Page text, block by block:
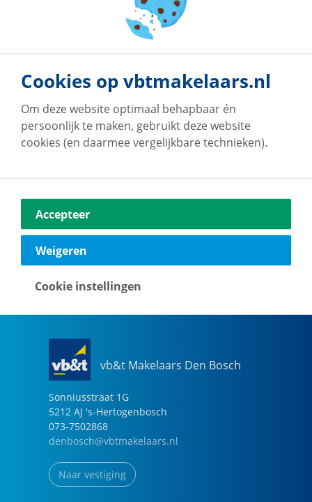
helmond@vbtmakelaars.nl
Naar vestiging
Vestdijk 180
5611 CZ Eindhoven
040-2696949
vb&t Makelaars Den Bosch
Sonniusstraat 1G
5212 AJ 's-Hertogenbosch
073-7502868
denbosch@vbtmakelaars.nl
Naar vestiging
Cookies op vbtmakelaars.nl
Om deze website optimaal behapbaar én
persoonlijk te maken, gebruikt deze website
cookies (en daarmee vergelijkbare technieken).
Accepteer
Weigeren
Cookie instellingen